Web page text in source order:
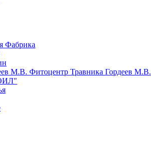
Фабрика
Фитоцентр Травника Гордеев М.В.